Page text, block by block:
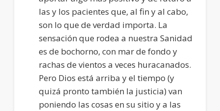
las y los pacientes que, al fin y al cabo,
son lo que de verdad importa. La
sensación que rodea a nuestra Sanidad
es de bochorno, con mar de fondo y
rachas de vientos a veces huracanados.
Pero Dios está arriba y el tiempo (y
quizá pronto también la justicia) van
poniendo las cosas en su sitio y a las